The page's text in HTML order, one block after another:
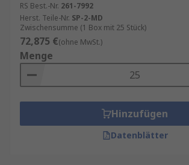
RS Best.-Nr. 261-7992
Herst. Teile-Nr. SP-2-MD
Zwischensumme (1 Box mit 25 Stück)
72,875 €(ohne MwSt.)
Menge
Hinzufügen
Datenblätter